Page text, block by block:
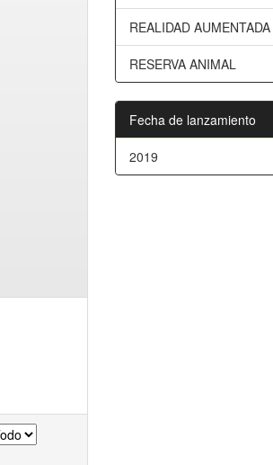
REALIDAD AUMENTADA
RESERVA ANIMAL
Fecha de lanzamiento
2019